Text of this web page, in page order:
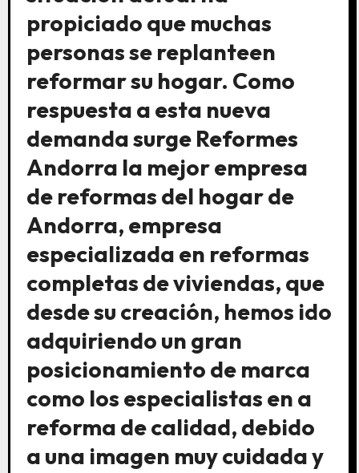
propiciado que muchas
personas se replanteen
reformar su hogar. Como
respuesta a esta nueva
demanda surge Reformes
Andorra la mejor empresa
de reformas del hogar de
Andorra, empresa
especializada en reformas
completas de viviendas, que
desde su creación, hemos ido
adquiriendo un gran
posicionamiento de marca
como los especialistas en a
reforma de calidad, debido
a una imagen muy cuidada y